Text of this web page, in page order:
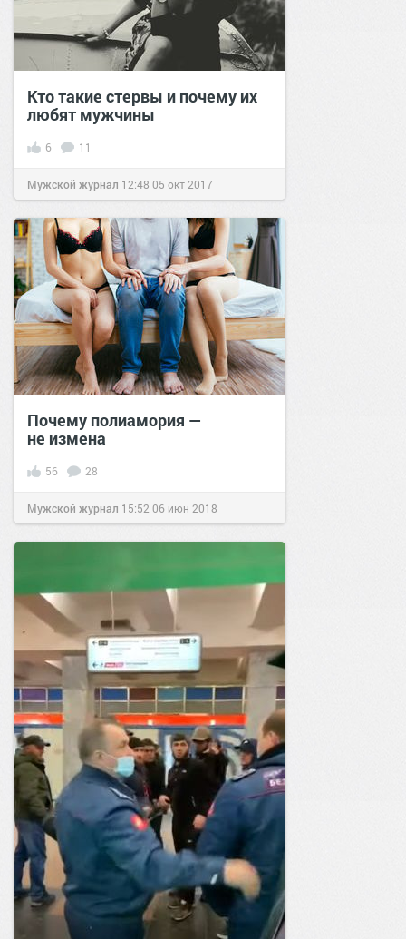
Кто такие стервы и почему их
любят мужчины
6 11
Мужской журнал 12:48 05 окт 2017
Почему полиамория —
не измена
56 28
Мужской журнал 15:52 06 июн 2018